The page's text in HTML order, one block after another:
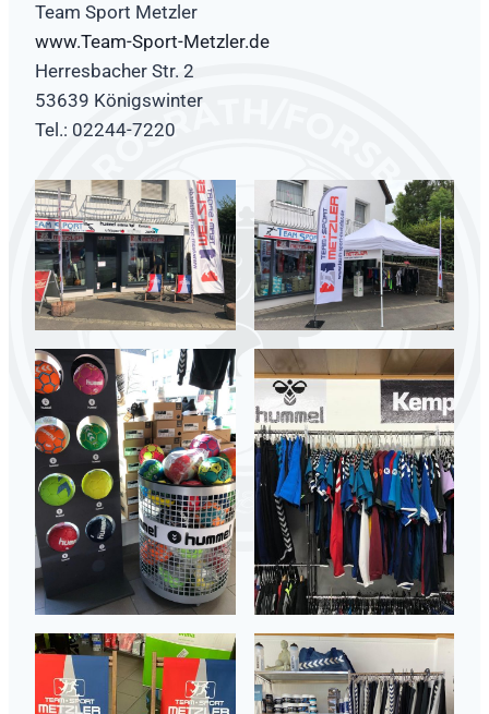
Team Sport Metzler
www.Team-Sport-Metzler.de
Herresbacher Str. 2
53639 Königswinter
Tel.: 02244-7220